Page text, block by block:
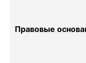
Правовые